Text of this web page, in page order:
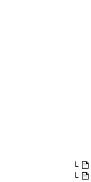
└
└